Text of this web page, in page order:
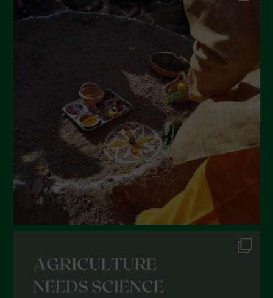
Settembre 2022
Aprile 2022
Febbraio 2022
Gennaio 2022
Dicembre 2021
Novembre 2021
Settembre 2021
Agosto 2021